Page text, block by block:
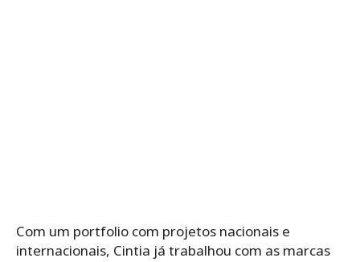
Com um portfolio com projetos nacionais e
internacionais, Cintia já trabalhou com as marcas